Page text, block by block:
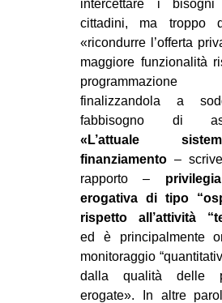
intercettare i
cittadini, ma troppo
«ricondurre l’offerta
maggiore funzionalità
programmazione
finalizzandola a
fabbisogno di
«L’attuale
finanziamento –
rapporto –
erogativa di tipo
rispetto all’attività
ed è principalmente
monitoraggio
dalla qualità delle
erogate». In altre